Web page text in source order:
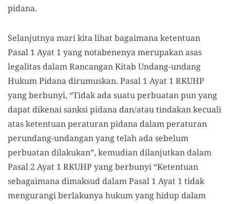
pidana.
Selanjutnya mari kita lihat bagaimana ketentuan
Pasal 1 Ayat 1 yang notabenenya merupakan asas
legalitas dalam Rancangan Kitab Undang-undang
Hukum Pidana dirumuskan. Pasal 1 Ayat 1 RKUHP
yang berbunyi, “Tidak ada suatu perbuatan pun yang
dapat dikenai sanksi pidana dan/atau tindakan kecuali
atas ketentuan peraturan pidana dalam peraturan
perundang-undangan yang telah ada sebelum
perbuatan dilakukan”, kemudian dilanjutkan dalam
Pasal 2 Ayat 1 RKUHP yang berbunyi “Ketentuan
sebagaimana dimaksud dalam Pasal 1 Ayat 1 tidak
mengurangi berlakunya hukum yang hidup dalam